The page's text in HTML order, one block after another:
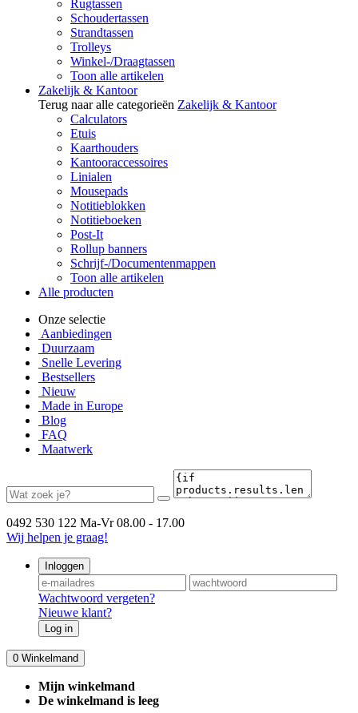
Rugtassen
Schoudertassen
Strandtassen
Trolleys
Winkel-/Draagtassen
Toon alle artikelen
Zakelijk & Kantoor
Terug naar alle categorieën Zakelijk & Kantoor
Calculators
Etuis
Kaarthouders
Kantooraccessoires
Linialen
Mousepads
Notitieblokken
Notitieboeken
Post-It
Rollup banners
Schrijf-/Documentenmappen
Toon alle artikelen
Alle producten
Onze selectie
Aanbiedingen
Duurzaam
Snelle Levering
Bestsellers
Nieuw
Made in Europe
Blog
FAQ
Maatwerk
0492 530 122 Ma-Vr 08.00 - 17.00
Wij helpen je graag!
Inloggen
Wachtwoord vergeten?
Nieuwe klant?
Log in
0 Winkelmand
Mijn winkelmand
De winkelmand is leeg